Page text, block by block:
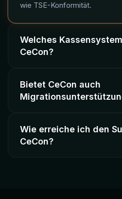
wie TSE-Konformität.
Welches
CeCon?
CeCon implementiert
integriert es vollständig mit
Bietet CeCon auch
Ja, CeCon unterstützt beim
Kassensystemen
Wie erreiche ich den
CeCon?